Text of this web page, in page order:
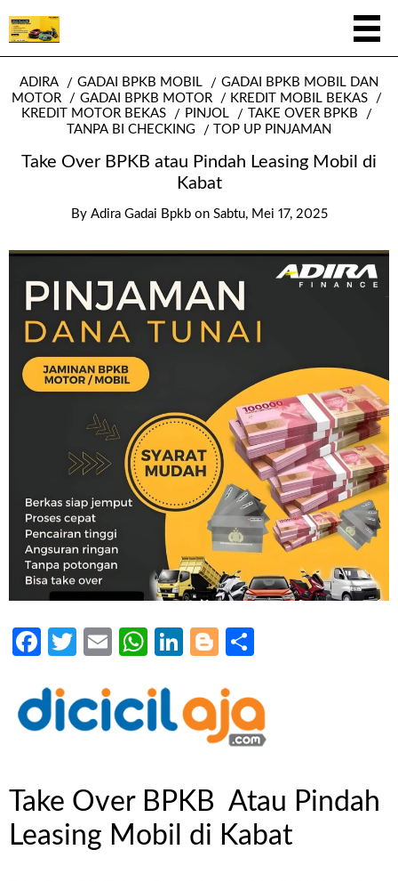
ADIRA GADAI BPKB MOBIL
GADAI BPKB MOBIL DAN
MOTOR
GADAI BPKB MOTOR
KREDIT MOBIL BEKAS
KREDIT MOTOR BEKAS
PINJOL
TAKE OVER BPKB
TANPA BI CHECKING
TOP UP PINJAMAN
Take Over BPKB atau Pindah Leasing Mobil di
Kabat
By Adira Gadai Bpkb on Sabtu, Mei 17, 2025
Facebook
Twitter
EmailWhatsApp
LinkedIn
Blogger
Take Over BPKB Atau Pindah
Leasing Mobil di Kabat